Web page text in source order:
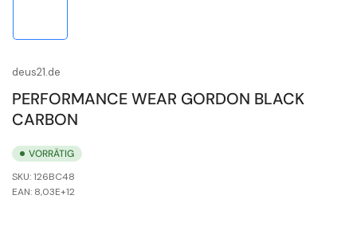
deus21.de
PERFORMANCE WEAR GORDON BLACK
CARBON
VORRÄTIG
SKU:126BC48
EAN: 8,03E+12